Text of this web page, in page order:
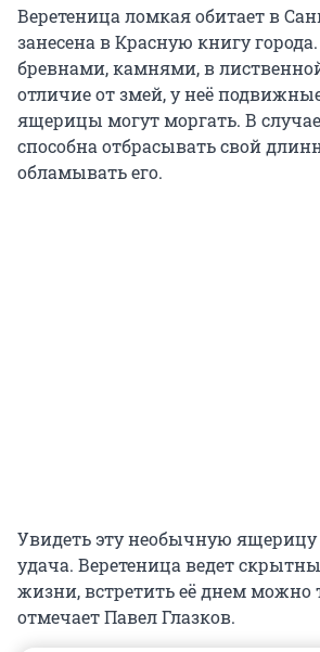
Веретеница ломкая обитает в
занесена в Красную книгу
бревнами, камнями, в
отличие от змей, у неё
ящерицы могут моргать. В
способна отбрасывать свой
обламывать его.
Увидеть эту необычную
удача. Веретеница ведет
жизни, встретить её днем можно
отмечает Павел Глазков.